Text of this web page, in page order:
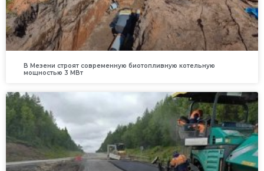
В Мезени строят современную биотопливную котельную
мощностью 3 МВт